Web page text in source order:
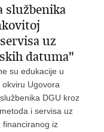
službenika
uz
datuma"
su edukacije u
Ugovora
DGU kroz
i servisa uz
financiranog iz